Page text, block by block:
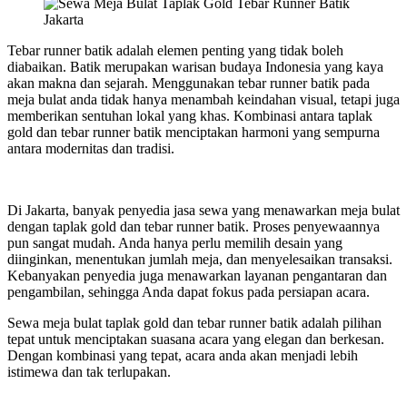
Tebar runner batik adalah elemen penting yang tidak boleh
diabaikan. Batik merupakan warisan budaya Indonesia yang kaya
akan makna dan sejarah. Menggunakan tebar runner batik pada
meja bulat anda tidak hanya menambah keindahan visual, tetapi juga
memberikan sentuhan lokal yang khas. Kombinasi antara taplak
gold dan tebar runner batik menciptakan harmoni yang sempurna
antara modernitas dan tradisi.
Di Jakarta, banyak penyedia jasa sewa yang menawarkan meja bulat
dengan taplak gold dan tebar runner batik. Proses penyewaannya
pun sangat mudah. Anda hanya perlu memilih desain yang
diinginkan, menentukan jumlah meja, dan menyelesaikan transaksi.
Kebanyakan penyedia juga menawarkan layanan pengantaran dan
pengambilan, sehingga Anda dapat fokus pada persiapan acara.
Sewa meja bulat taplak gold dan tebar runner batik adalah pilihan
tepat untuk menciptakan suasana acara yang elegan dan berkesan.
Dengan kombinasi yang tepat, acara anda akan menjadi lebih
istimewa dan tak terlupakan.